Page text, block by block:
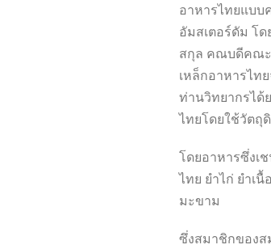
อาหารไทยแบบ
อัมสเตอร์ดัม โ
สกุล คณบดีคณะ
เหล็กอาหารไท
ท่านวิทยากรได้
ไทยโดยใช้วัตถุ
โดยอาหารซึ่งเ
ไทย ยำไก่ ยำเ
มะขาม
ซึ่งสมาชิกของส